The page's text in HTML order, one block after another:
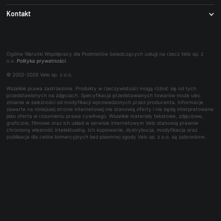
Odzież Kolarza
Stroje kolarskie
Trening
B2B (IZAM)
Stroje Castelli
Rowerowe bony towarowe
Kontakt
Kontakt dla mediów
Reklamacje i naprawy
Wynajem
Ogólne Warunki Współpracy dla Podmiotów świadczących usługi na rzecz Velo sp. z
o.o. Polityka prywatności
© 2002-2026 Velo sp. z o.o.
Wszelkie prawa zastrzeżone. Produkty w rzeczywistości mogą różnić się od tych
przedstawionych na zdjęciach. Specyfikacja przedstawianych towarów może ulec
zmianie w zależności od modyfikacji wprowadzonych przez producenta. Informacje
zawarte na niniejszej stronie internetowej nie stanowią oferty i nie będą interpretowane
jako oferta w rozumieniu prawa cywilnego. Wszelkie materiały tekstowe, zdjęciowe,
graficzne, filmowe oraz ich układ w serwisie internetowym Velo stanowią prawnie
chronioną własność intelektualną. Ich kopiowanie, dystrybucja, modyfikacja oraz
publikacja dla celów komercyjnych bez pisemnej zgody Velo sp. z o.o. są zabronione.